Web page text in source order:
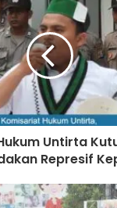
t
e
Untirta
Represif